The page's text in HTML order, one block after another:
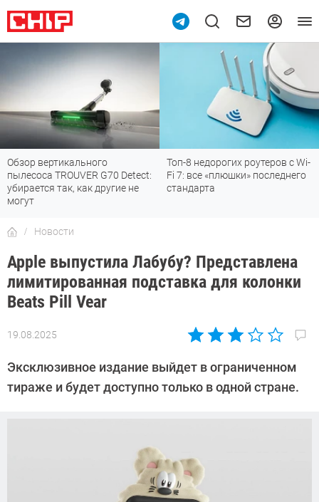
Обзор вертикального
пылесоса TROUVER G70 Detect:
убирается так, как другие не
могут
Топ-8 недорогих роутеров с Wi-
Fi 7: все «плюшки» последнего
стандарта
Новости
Apple выпустила Лабубу? Представлена
лимитированная подставка для колонки
Beats Pill Vear
19.08.2025
Автор:
Довлатова
Эксклюзивное издание выйдет в ограниченном
тираже и будет доступно только в одной стране.